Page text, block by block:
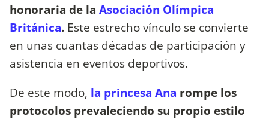
honoraria de la Asociación Olímpica
Británica. Este estrecho vínculo se convierte
en unas cuantas décadas de participación y
asistencia en eventos deportivos.
De este modo, la princesa Ana rompe los
protocolos prevaleciendo su propio estilo